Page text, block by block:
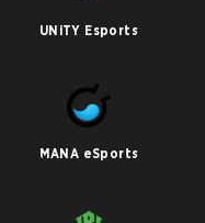
UNiTY Esports
MANA eSports